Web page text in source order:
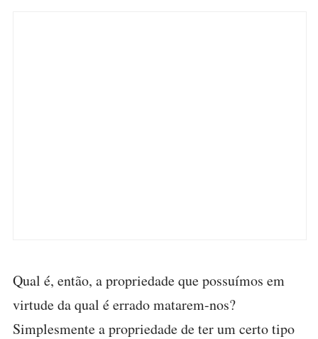
Qual é, então, a propriedade que possuímos em
virtude da qual é errado matarem-nos?
Simplesmente a propriedade de ter um certo tipo